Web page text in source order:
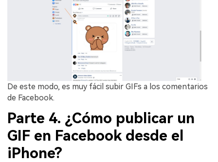
De este modo, es muy fácil subir GIFs a los comentarios
de Facebook.
Parte 4. ¿Cómo publicar un
GIF en Facebook desde el
iPhone?